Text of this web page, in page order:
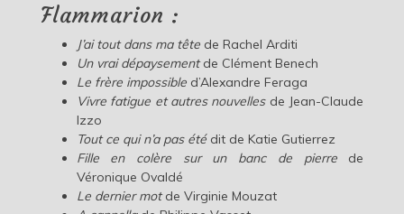
Flammarion :
J’ai tout dans ma têtede Rachel Arditi
Un vrai dépaysementde Clément Benech
Le frère impossibled’Alexandre Feraga
Vivre fatigue et autres nouvellesde Jean-Claude
Izzo
Tout ce qui n’a pas étéditde Katie Gutierrez
Fille en colère sur un banc de pierrede
Véronique Ovaldé
Le dernier motde Virginie Mouzat